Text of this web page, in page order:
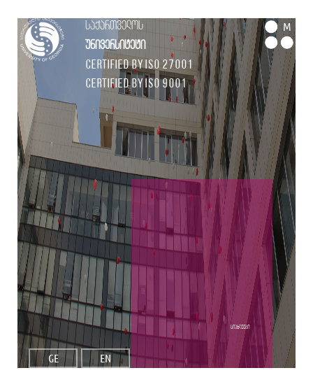
საქართველოს
უნივერსიტეტი
Certified by ISO 27001
Certified by ISO 9001
M
GE EN
სიახლეები